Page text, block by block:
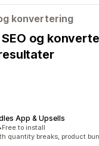
konvertering
SEO og
App & Upsells
•Free to install
quantity breaks, product